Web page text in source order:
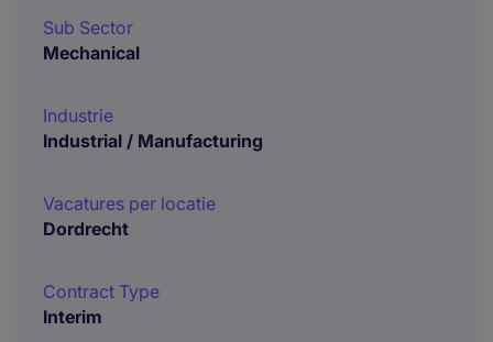
Sub Sector
Mechanical
Industrie
Industrial / Manufacturing
Vacatures per locatie
Dordrecht
Contract Type
Interim